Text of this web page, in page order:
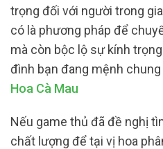
trọng đối với người trong
có là phương pháp để
mà còn bộc lộ sự kính
đình bạn đang mệnh chung
Hoa Cà Mau
Nếu game thủ đã đề nghị
chất lượng để tại vị hoa